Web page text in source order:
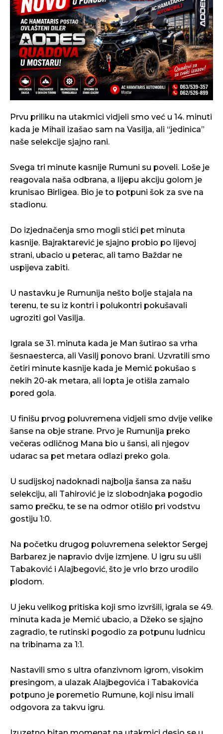
Prvu priliku na utakmici vidjeli smo već u 14. minuti
kada je Mihail izašao sam na Vasilja, ali “jedinica”
naše selekcije sjajno rani.
Svega tri minute kasnije Rumuni su poveli. Loše je
reagovala naša odbrana, a lijepu akciju golom je
krunisao Birligea. Bio je to potpuni šok za sve na
stadionu.
Do izjednačenja smo mogli stići pet minuta
kasnije. Bajraktarević je sjajno probio po lijevoj
strani, ubacio u peterac, ali tamo Baždar ne
uspijeva zabiti.
U nastavku je Rumunija nešto bolje stajala na
terenu, te su iz kontri i polukontri pokušavali
ugroziti gol Vasilja.
Igrala se 31. minuta kada je Man šutirao sa vrha
šesnaesterca, ali Vasilj ponovo brani. Uzvratili smo
četiri minute kasnije kada je Memić pokušao s
nekih 20-ak metara, ali lopta je otišla zamalo
pored gola.
U finišu prvog poluvremena vidjeli smo dvije velike
šanse na obje strane. Prvo je Rumunija preko
večeras odličnog Mana bio u šansi, ali njegov
udarac sa pet metara odlazi preko gola.
U sudijskoj nadoknadi najbolja šansa za našu
selekciju, ali Tahirović je iz slobodnjaka pogodio
samo prečku, te se na odmor otišlo pri vodstvu
gostiju 1:0.
Na početku drugog poluvremena selektor Sergej
Barbarez je napravio dvije izmjene. U igru su ušli
Tabaković i Alajbegović, što je vrlo brzo urodilo
plodom.
U jeku velikog pritiska koji smo izvršili, igrala se 49.
minuta kada je Memić ubacio, a Džeko se sjajno
zagradio, te rutinski pogodio za potpunu ludnicu
na tribinama za 1:1.
Nastavili smo s ultra ofanzivnom igrom, visokim
presingom, a ulazak Alajbegovića i Tabakovića
potpuno je poremetio Rumune, koji nisu imali
odgovora za takvu igru.